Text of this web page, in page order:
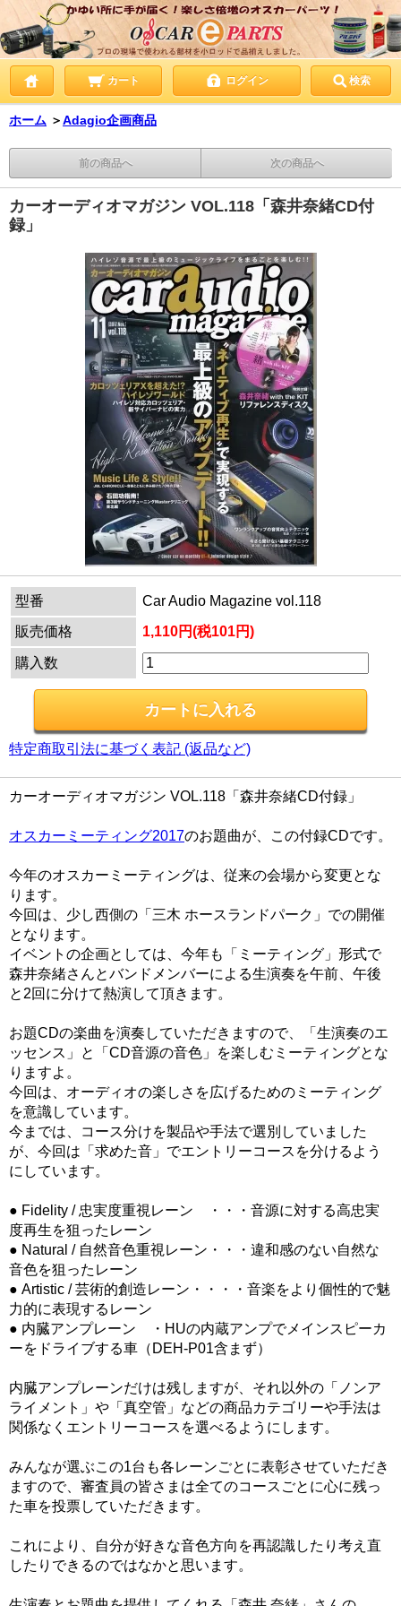
カート ログイン 検索
ホーム ＞Adagio企画商品
前の商品へ 次の商品へ
カーオーディオマガジン VOL.118「森井奈緒CD付
録」
型番
Car Audio Magazine vol.118
販売価格
1,110円(税101円)
購入数
特定商取引法に基づく表記 (返品など)
カーオーディオマガジン VOL.118「森井奈緒CD付録」
オスカーミーティング2017のお題曲が、この付録CDです。
今年のオスカーミーティングは、従来の会場から変更とな
ります。
今回は、少し西側の「三木 ホースランドパーク」での開催
となります。
イベントの企画としては、今年も「ミーティング」形式で
森井奈緒さんとバンドメンバーによる生演奏を午前、午後
と2回に分けて熱演して頂きます。
お題CDの楽曲を演奏していただきますので、「生演奏のエ
ッセンス」と「CD音源の音色」を楽しむミーティングとな
りますよ。
今回は、オーディオの楽しさを広げるためのミーティング
を意識しています。
今までは、コース分けを製品や手法で選別していました
が、今回は「求めた音」でエントリーコースを分けるよう
にしています。
● Fidelity / 忠実度重視レーン ・・・音源に対する高忠実
度再生を狙ったレーン
● Natural / 自然音色重視レーン・・・違和感のない自然な
音色を狙ったレーン
● Artistic / 芸術的創造レーン・・・・音楽をより個性的で魅
力的に表現するレーン
● 内臓アンプレーン ・HUの内蔵アンプでメインスピーカ
ーをドライブする車（DEH-P01含まず）
内臓アンプレーンだけは残しますが、それ以外の「ノンア
ライメント」や「真空管」などの商品カテゴリーや手法は
関係なくエントリーコースを選べるようにします。
みんなが選ぶこの1台も各レーンごとに表彰させていただき
ますので、審査員の皆さまは全てのコースごとに心に残っ
た車を投票していただきます。
これにより、自分が好きな音色方向を再認識したり考え直
したりできるのではなかと思います。